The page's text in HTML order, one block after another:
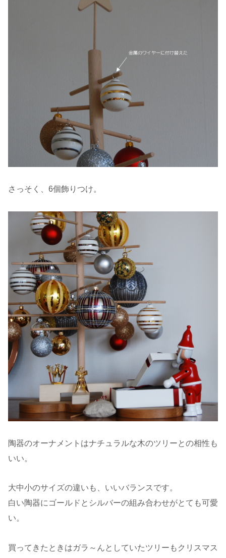
さっそく、6個飾りつけ。
陶器のオーナメントはナチュラルな木のツリーとの相性も
いい。
大中小のサイズの違いも、いいバランスです。
白い陶器にゴールドとシルバーの組み合わせがとても可愛
い。
買ってきたときはガラ～んとしていたツリーもクリスマス